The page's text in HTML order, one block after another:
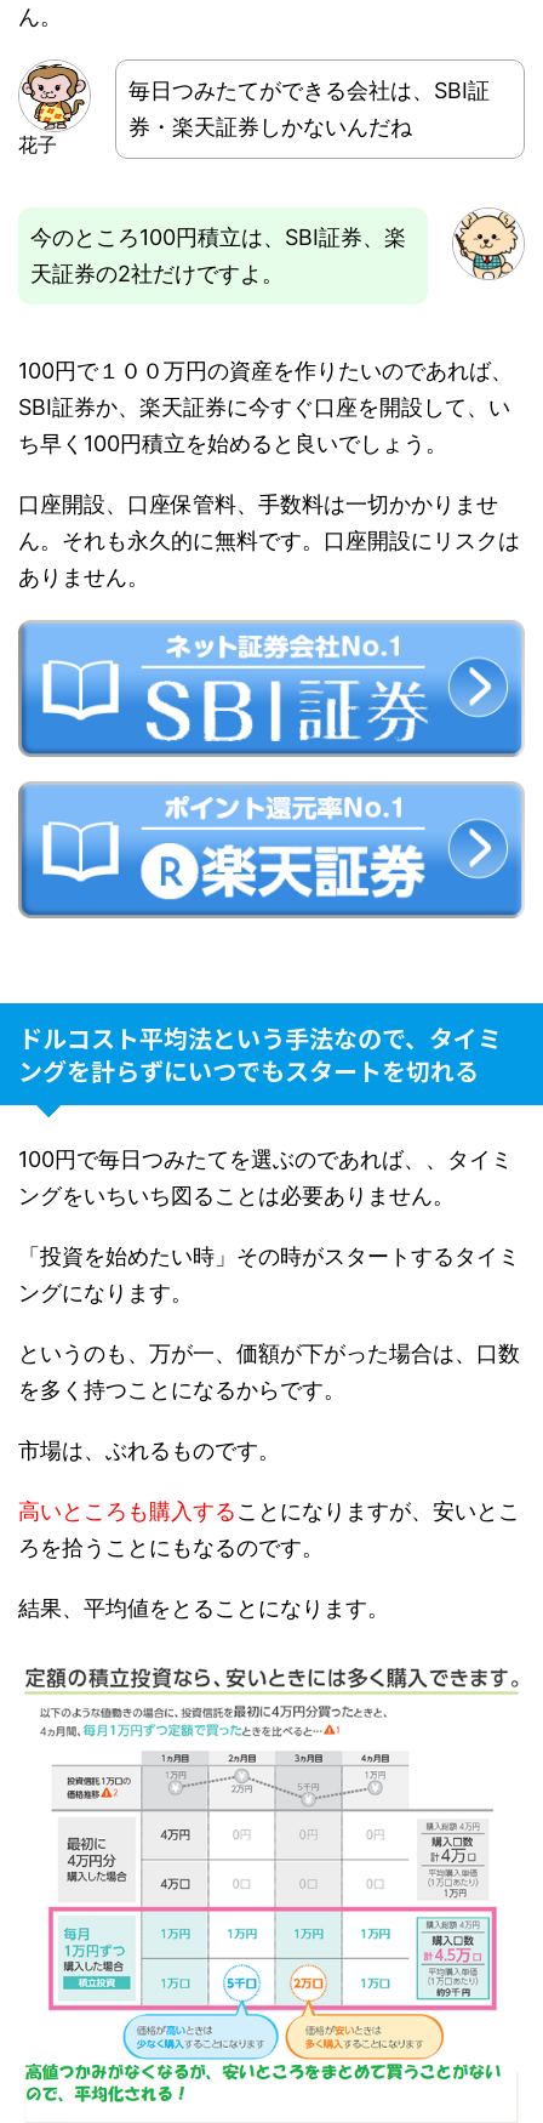
ん。
花子
毎日つみたてができる会社は、SBI証
券・楽天証券しかないんだね
今のところ100円積立は、SBI証券、楽
天証券の2社だけですよ。
100円で１００万円の資産を作りたいのであれば、
SBI証券か、楽天証券に今すぐ口座を開設して、い
ち早く100円積立を始めると良いでしょう。
口座開設、口座保管料、手数料は一切かかりませ
ん。それも永久的に無料です。口座開設にリスクは
ありません。
ドルコスト平均法という手法なので、タイミ
ングを計らずにいつでもスタートを切れる
100円で毎日つみたてを選ぶのであれば、、タイミ
ングをいちいち図ることは必要ありません。
「投資を始めたい時」その時がスタートするタイミ
ングになります。
というのも、万が一、価額が下がった場合は、口数
を多く持つことになるからです。
市場は、ぶれるものです。
高いところも購入することになりますが、安いとこ
ろを拾うことにもなるのです。
結果、平均値をとることになります。